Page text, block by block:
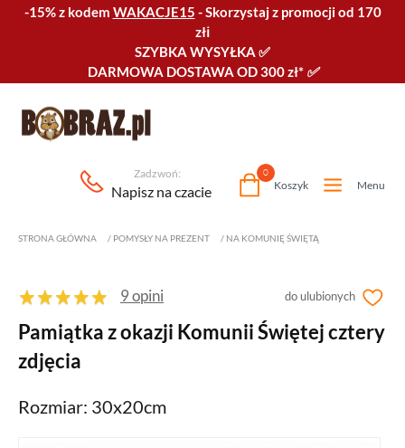
-15% z kodem WAKACJE15 -Skorzystaj z promocji od 170
złℹ️
SZYBKA WYSYŁKA ✅
DARMOWA DOSTAWA OD 300 zł* ✅
Zadzwoń:
Napisz na czacie Koszyk
0
Menu
STRONA GŁÓWNA / POMYSŁY NA PREZENT / NA KOMUNIĘ ŚWIĘTĄ
do ulubionych
9 opini
Pamiątka z okazji Komunii Świętej cztery
zdjęcia
Rozmiar: 30x20cm